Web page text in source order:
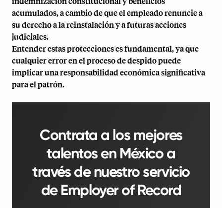
acumulados, a cambio de que el empleado renuncie a
su derecho a la reinstalación y a futuras acciones
judiciales.
Entender estas protecciones es fundamental, ya que
cualquier error en el proceso de despido puede
implicar una responsabilidad económica significativa
para el patrón.
Contrata a los mejores
talentos en México a
través de nuestro servicio
de Employer of Record